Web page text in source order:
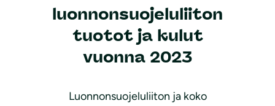
luonnonsuojeluliiton
tuotot ja kulut
vuonna 2023
Luonnonsuojeluliiton ja koko